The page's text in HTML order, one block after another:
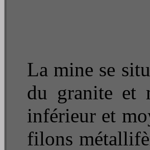
La mine se
du granite et
inférieur et
filons